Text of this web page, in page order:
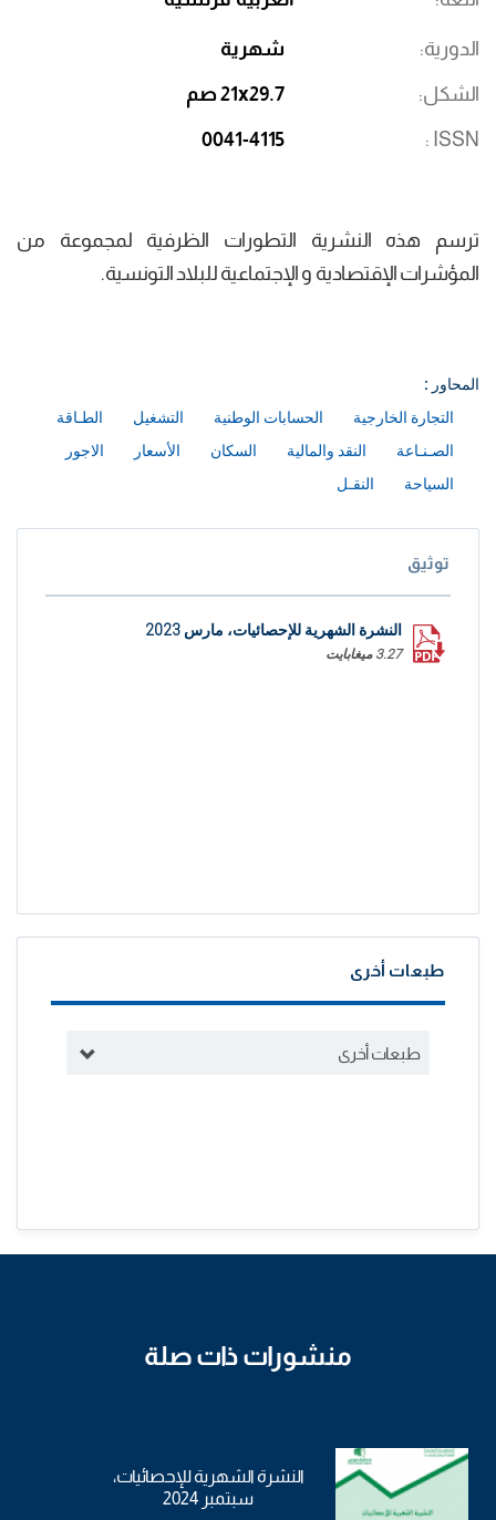
الدورية شهرية
الشكل 21x29.7 صم
ISSN
0041-4115
ترسم هذه النشرية التطورات الظرفية لمجموعة من
المؤشرات الإقتصادية و الإجتماعية للبلاد التونسية.
المحاور :
التجارة الخارجية
الحسابات الوطنية التشغيل
الطـاقة
الصـنـاعة
النقد والمالية السكان الأسعار
الاجور
السياحة
النقـل
توثيق
النشرة الشهرية للإحصائيات، مارس 2023
3.27 ميغابايت
طبعات أخرى
طبعات أخرى
منشورات ذات صلة
النشرة الشهرية للإحصائيات،
سبتمبر 2024